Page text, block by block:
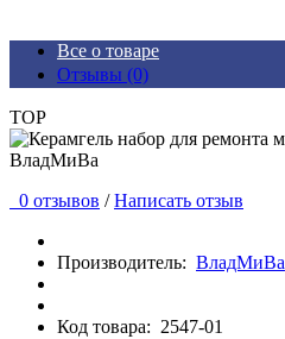
Все о товаре
Отзывы (0)
TOP
0 отзывов / Написать отзыв
Производитель: ВладМиВа
Код товара: 2547-01